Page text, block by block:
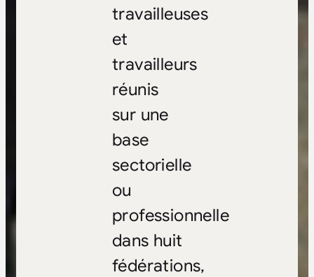
travailleuses
et
travailleurs
réunis
sur une
base
sectorielle
ou
professionnelle
dans huit
fédérations,